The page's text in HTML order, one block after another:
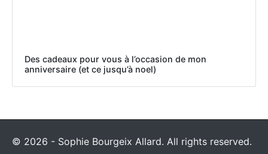
Des cadeaux pour vous à l’occasion de mon
anniversaire (et ce jusqu’à noel)
© 2026 - Sophie Bourgeix Allard. All rights reserved.